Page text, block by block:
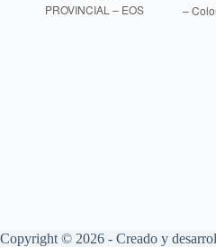
PROVINCIAL – EOS
–
Copyright © 2026 - Creado y